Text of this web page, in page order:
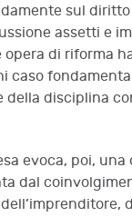
sul diritto
assetti e
di riforma
caso
della disciplina
evoca, poi, una
dal